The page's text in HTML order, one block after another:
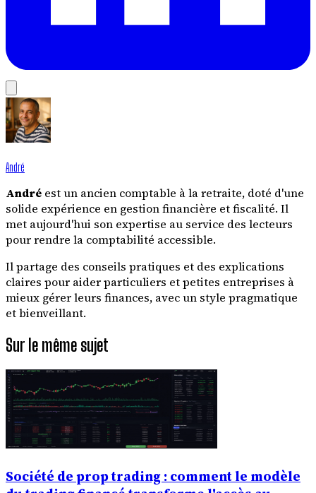
André
André est un ancien comptable à la retraite, doté d'une
solide expérience en gestion financière et fiscalité. Il
met aujourd'hui son expertise au service des lecteurs
pour rendre la comptabilité accessible.
Il partage des conseils pratiques et des explications
claires pour aider particuliers et petites entreprises à
mieux gérer leurs finances, avec un style pragmatique
et bienveillant.
Sur le même sujet
Société de prop trading : comment le modèle